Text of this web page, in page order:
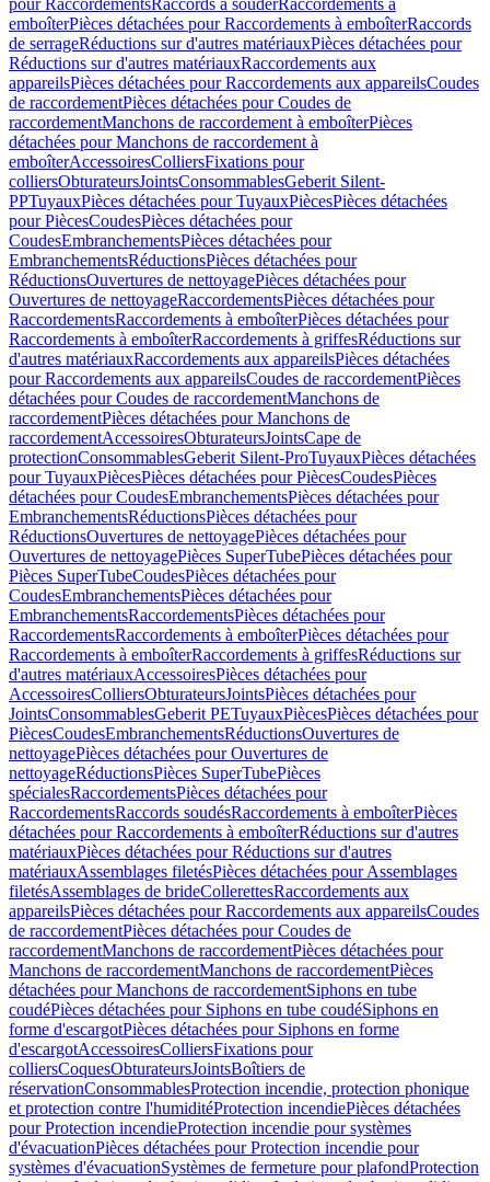
pour RaccordementsRaccords à souderRaccordements à
emboîterPièces détachées pour Raccordements à emboîterRaccords
de serrageRéductions sur d'autres matériauxPièces détachées pour
Réductions sur d'autres matériauxRaccordements aux
appareilsPièces détachées pour Raccordements aux appareilsCoudes
de raccordementPièces détachées pour Coudes de
raccordementManchons de raccordement à emboîterPièces
détachées pour Manchons de raccordement à
emboîterAccessoiresColliersFixations pour
colliersObturateursJointsConsommablesGeberit Silent-
PPTuyauxPièces détachées pour TuyauxPiècesPièces détachées
pour PiècesCoudesPièces détachées pour
CoudesEmbranchementsPièces détachées pour
EmbranchementsRéductionsPièces détachées pour
RéductionsOuvertures de nettoyagePièces détachées pour
Ouvertures de nettoyageRaccordementsPièces détachées pour
RaccordementsRaccordements à emboîterPièces détachées pour
Raccordements à emboîterRaccordements à griffesRéductions sur
d'autres matériauxRaccordements aux appareilsPièces détachées
pour Raccordements aux appareilsCoudes de raccordementPièces
détachées pour Coudes de raccordementManchons de
raccordementPièces détachées pour Manchons de
raccordementAccessoiresObturateursJointsCape de
protectionConsommablesGeberit Silent-ProTuyauxPièces détachées
pour TuyauxPiècesPièces détachées pour PiècesCoudesPièces
détachées pour CoudesEmbranchementsPièces détachées pour
EmbranchementsRéductionsPièces détachées pour
RéductionsOuvertures de nettoyagePièces détachées pour
Ouvertures de nettoyagePièces SuperTubePièces détachées pour
Pièces SuperTubeCoudesPièces détachées pour
CoudesEmbranchementsPièces détachées pour
EmbranchementsRaccordementsPièces détachées pour
RaccordementsRaccordements à emboîterPièces détachées pour
Raccordements à emboîterRaccordements à griffesRéductions sur
d'autres matériauxAccessoiresPièces détachées pour
AccessoiresColliersObturateursJointsPièces détachées pour
JointsConsommablesGeberit PETuyauxPiècesPièces détachées pour
PiècesCoudesEmbranchementsRéductionsOuvertures de
nettoyagePièces détachées pour Ouvertures de
nettoyageRéductionsPièces SuperTubePièces
spécialesRaccordementsPièces détachées pour
RaccordementsRaccords soudésRaccordements à emboîterPièces
détachées pour Raccordements à emboîterRéductions sur d'autres
matériauxPièces détachées pour Réductions sur d'autres
matériauxAssemblages filetésPièces détachées pour Assemblages
filetésAssemblages de brideCollerettesRaccordements aux
appareilsPièces détachées pour Raccordements aux appareilsCoudes
de raccordementPièces détachées pour Coudes de
raccordementManchons de raccordementPièces détachées pour
Manchons de raccordementManchons de raccordementPièces
détachées pour Manchons de raccordementSiphons en tube
coudéPièces détachées pour Siphons en tube coudéSiphons en
forme d'escargotPièces détachées pour Siphons en forme
d'escargotAccessoiresColliersFixations pour
colliersCoquesObturateursJointsBoîtiers de
réservationConsommablesProtection incendie, protection phonique
et protection contre l'humiditéProtection incendiePièces détachées
pour Protection incendieProtection incendie pour systèmes
d'évacuationPièces détachées pour Protection incendie pour
systèmes d'évacuationSystèmes de fermeture pour plafondProtection